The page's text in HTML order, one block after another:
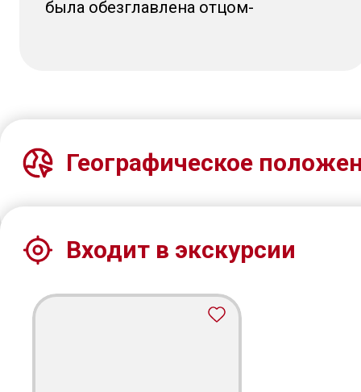
была обезглавлена отцом-
Географическое
Входит в экскурсии